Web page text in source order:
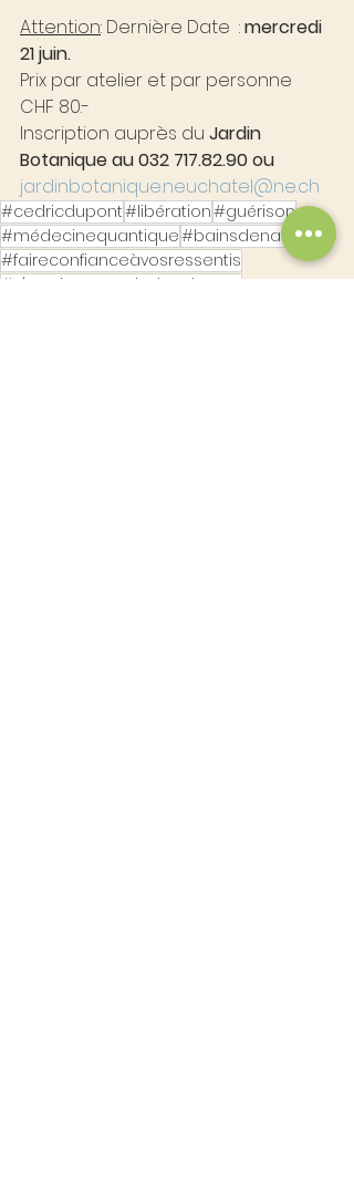
Attention: Dernière Date  : mercredi
21 juin.
Prix par atelier et par personne
CHF 80.-
Inscription auprès du Jardin
Botanique au 032 717.82.90 ou
jardinbotanique.neuchatel@ne.ch
#cedricdupont#libération#guérison
#médecinequantique#bainsdenature
#faireconfianceàvosressentis
#s'ouvriraumondedesplantes